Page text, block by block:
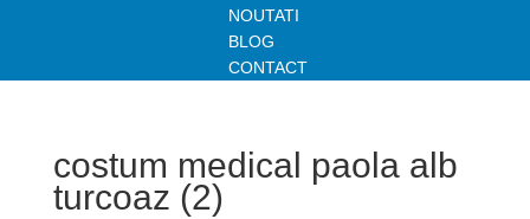
NOUTATI
BLOG
CONTACT
costum medical paola alb
turcoaz (2)